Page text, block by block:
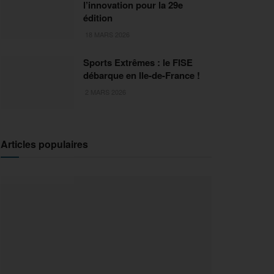
l’innovation pour la 29e
édition
Sports Extrêmes : le FISE
débarque en Ile-de-France !
Articles populaires